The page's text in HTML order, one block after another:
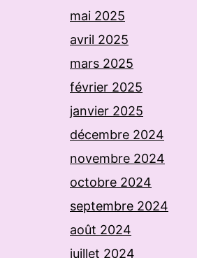
mai 2025
avril 2025
mars 2025
février 2025
janvier 2025
décembre 2024
novembre 2024
octobre 2024
septembre 2024
août 2024
juillet 2024